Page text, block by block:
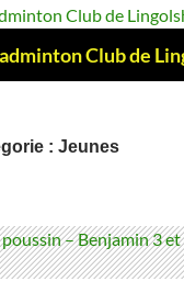
: Jeunes